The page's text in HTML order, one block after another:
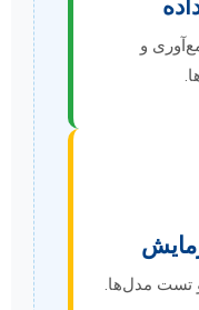
و
و تست مدل‌ها.